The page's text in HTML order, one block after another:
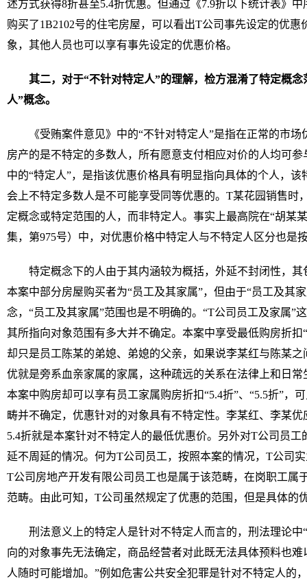
述方式获得8折甚至5.4折优惠。但通过《7.9折以下统计表》中
购买了1B2102号的住宅房屋，可以看出T公司事先设定的优
象，其他人员也可以享有事先设定的优惠价格。
其二，对于“不针对特定人”的理解，检方混淆了特定概
人”概念。
《受贿案件意见》中的“不针对特定人”是指在正常的市
房产的是不特定的多数人，所有愿意支付相应对价的人均可
中的“特定人”，是指该优惠价格具有明显指向具体的个人，
会上不特定多数人是不可能享受同等优惠的。T某花园销售时
定概念或特定范围的人，而非特定人。事实上最高院在“胡某
集，第975号）中，对优惠价格中特定人与不特定人区分也是
特定概念下的人由于其内涵较为概括，外延不封闭性，
本案中部分房屋购买者为“员工及其家属”，但由于“员工及其
念，“员工及其家属”范围也是不明确的。“T公司员工及家属”
其所指向对象范围有多大并不确定。本案中享受最低购房折扣
却只是员工陈某的弟媳、弟媳的父亲，如果说李某红与陈某
优就是旁系血亲家属的家属，这种疏远的关系在法律上和日
本案中购房却可以享有员工家属购房折扣“5.4折”、“5.5折”，
畴并不确定，优惠针对的对象具有不特定性。李某红、李某
5.4折就是本案针对不特定人的最低优惠价。另外对T公司员
延不周延的情况。何为T公司员工，按照本案的情况，T公司
T公司房地产开发有限公司员工也是属于该范畴，在岗职工属
范畴。由此可知，T公司虽然规定了优惠的范围，但是具体的
刑法意义上的特定人是针对不特定人而言的，刑法理论中
向的对象事先无法确定，商品经营者对此既无法具体预料也
人随时可能增加。”例如危害公共安全犯罪是针对不特定人的